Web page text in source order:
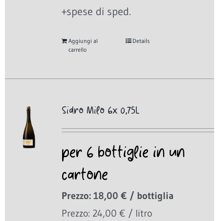
+spese di sped.
Aggiungi al
carrello
Details
Sidro Milo 6x 0,75L
per 6 bottiglie in un
cartone
Prezzo: 18,00 € / bottiglia
Prezzo: 24,00 € / litro